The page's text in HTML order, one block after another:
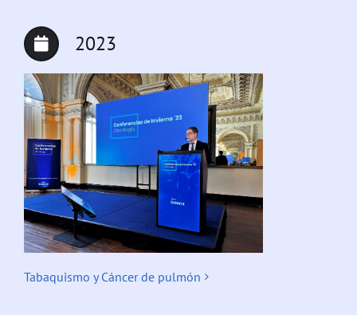
2023
Tabaquismo y Cáncer de pulmón